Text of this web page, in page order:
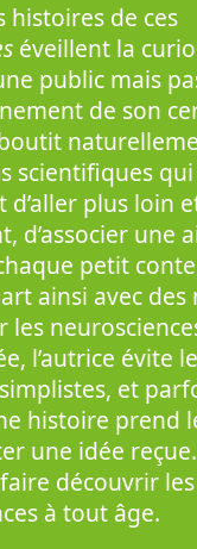
histoires de ces
éveillent la
public mais
de son
scientifiques qui
plus loin
d’associer une
petit
ainsi avec des
les
l’autrice évite
et
histoire prend
une idée
découvrir les
à tout âge.